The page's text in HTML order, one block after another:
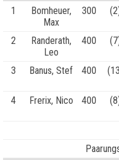
1
Bomheuer,
Max
300
2
Randerath,
Leo
400
3 Banus, Stef 400
4 Frerix, Nico 400